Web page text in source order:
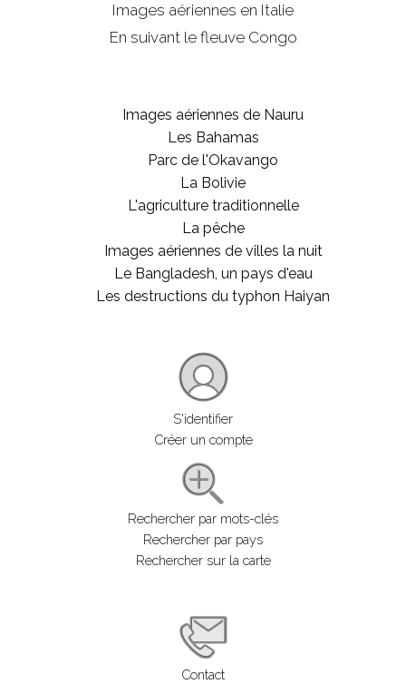
Images aériennes en Italie
En suivant le fleuve Congo
Images aériennes de Nauru
Les Bahamas
Parc de l'Okavango
La Bolivie
L'agriculture traditionnelle
La pêche
Images aériennes de villes la nuit
Le Bangladesh, un pays d'eau
Les destructions du typhon Haiyan
S'identifier
Créer un compte
Rechercher par mots-clés
Rechercher par pays
Rechercher sur la carte
Contact